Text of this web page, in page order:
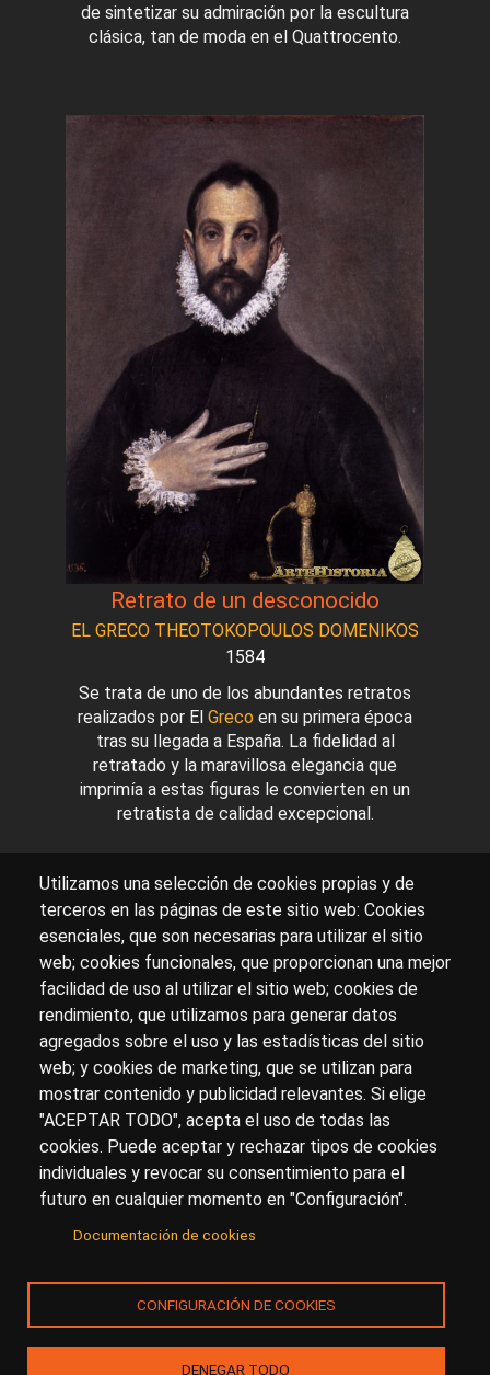
de sintetizar su admiración por la escultura
clásica, tan de moda en el Quattrocento.
Retrato de un desconocido
EL GRECO THEOTOKOPOULOS DOMENIKOS
1584
Se trata de uno de los abundantes retratos
realizados por El Greco en su primera época
tras su llegada a España. La fidelidad al
retratado y la maravillosa elegancia que
imprimía a estas figuras le convierten en un
retratista de calidad excepcional.
Sobre artehistoria.com
Para ponerte en contacto con nosotros, escríbenos en
el formulario decontacto
Accesibilidad
Aviso Legal Privacidad
Utilizamos una selección de cookies propias y de
terceros en las páginas de este sitio web: Cookies
esenciales, que son necesarias para utilizar el sitio
web; cookies funcionales, que proporcionan una mejor
facilidad de uso al utilizar el sitio web; cookies de
rendimiento, que utilizamos para generar datos
agregados sobre el uso y las estadísticas del sitio
web; y cookies de marketing, que se utilizan para
mostrar contenido y publicidad relevantes. Si elige
"ACEPTAR TODO", acepta el uso de todas las
cookies. Puede aceptar y rechazar tipos de cookies
individuales y revocar su consentimiento para el
futuro en cualquier momento en "Configuración".
Documentación de cookies
CONFIGURACIÓN DE COOKIES
DENEGAR TODO
© Copyright 2017.arteHistoria&Toools, S.Lo sus
licenciantes son los propietarios de todos los derechos
de propiedad intelectual e industrial de:
(a) este sitio web publicado bajo el dominio
(b) todo el material publicado en artehistoria.com
(incluyendo, sin limitación, textos, imágenes, fotografías,
dibujos, música, marcas o logotipos, estructura y diseño
de la composición de cada una de las páginas